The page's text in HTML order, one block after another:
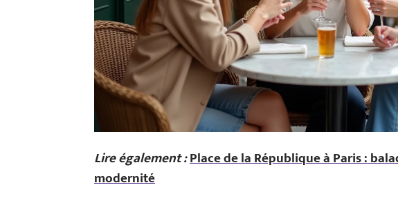
Lire également :Place de la République à Paris :
modernité